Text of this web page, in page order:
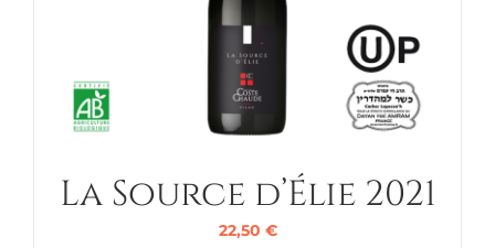
La Source d’Élie 2021
22,50 €